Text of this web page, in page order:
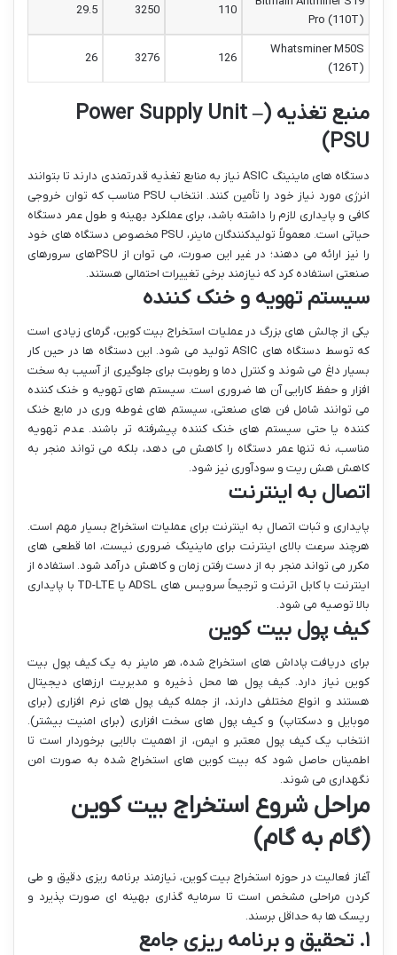
Pro (110T)
110
3250
29.5
Whatsminer M50S
(126T)
126
3276
26
منبع تغذیه (Power Supply Unit –
PSU)
دستگاه های ماینینگ ASIC نیاز به منابع تغذیه قدرتمندی دارند تا بتوانند
انرژی مورد نیاز خود را تأمین کنند. انتخاب PSU مناسب که توان خروجی
کافی و پایداری لازم را داشته باشد، برای عملکرد بهینه و طول عمر دستگاه
حیاتی است. معمولاً تولیدکنندگان ماینر، PSU مخصوص دستگاه های خود
را نیز ارائه می دهند؛ در غیر این صورت، می توان از PSUهای سرورهای
صنعتی استفاده کرد که نیازمند برخی تغییرات احتمالی هستند.
سیستم تهویه و خنک کننده
یکی از چالش های بزرگ در عملیات استخراج بیت کوین، گرمای زیادی است
که توسط دستگاه های ASIC تولید می شود. این دستگاه ها در حین کار
بسیار داغ می شوند و کنترل دما و رطوبت برای جلوگیری از آسیب به سخت
افزار و حفظ کارایی آن ها ضروری است. سیستم های تهویه و خنک کننده
می توانند شامل فن های صنعتی، سیستم های غوطه وری در مایع خنک
کننده یا حتی سیستم های خنک کننده پیشرفته تر باشند. عدم تهویه
مناسب، نه تنها عمر دستگاه را کاهش می دهد، بلکه می تواند منجر به
کاهش هش ریت و سودآوری نیز شود.
اتصال به اینترنت
پایداری و ثبات اتصال به اینترنت برای عملیات استخراج بسیار مهم است.
هرچند سرعت بالای اینترنت برای ماینینگ ضروری نیست، اما قطعی های
مکرر می تواند منجر به از دست رفتن زمان و کاهش درآمد شود. استفاده از
اینترنت با کابل اترنت و ترجیحاً سرویس های ADSL یا TD-LTE با پایداری
بالا توصیه می شود.
کیف پول بیت کوین
برای دریافت پاداش های استخراج شده، هر ماینر به یک کیف پول بیت
کوین نیاز دارد. کیف پول ها محل ذخیره و مدیریت ارزهای دیجیتال
هستند و انواع مختلفی دارند، از جمله کیف پول های نرم افزاری (برای
موبایل و دسکتاپ) و کیف پول های سخت افزاری (برای امنیت بیشتر).
انتخاب یک کیف پول معتبر و ایمن، از اهمیت بالایی برخوردار است تا
اطمینان حاصل شود که بیت کوین های استخراج شده به صورت امن
نگهداری می شوند.
مراحل شروع استخراج بیت کوین
(گام به گام)
آغاز فعالیت در حوزه استخراج بیت کوین، نیازمند برنامه ریزی دقیق و طی
کردن مراحلی مشخص است تا سرمایه گذاری بهینه ای صورت پذیرد و
ریسک ها به حداقل برسند.
۱. تحقیق و برنامه ریزی جامع